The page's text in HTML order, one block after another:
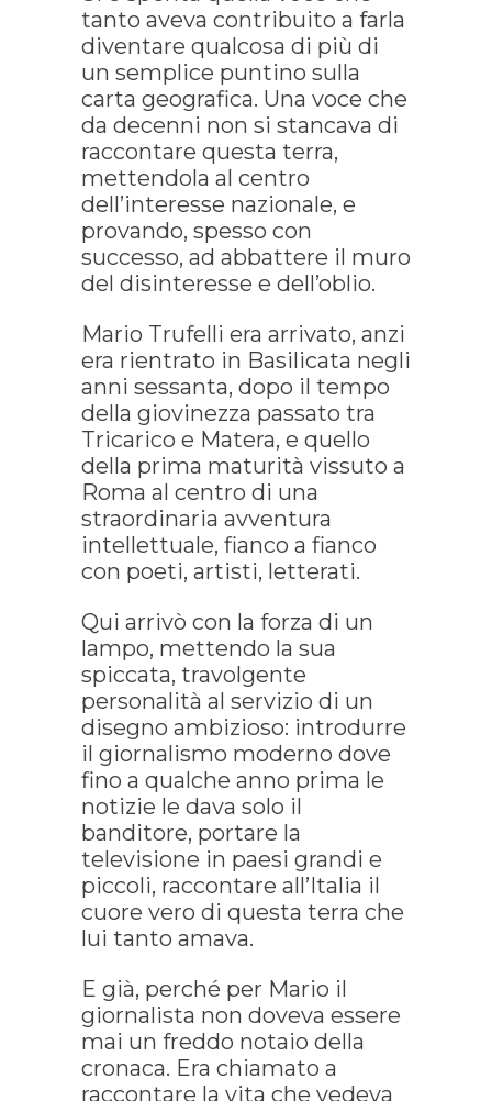
tanto aveva contribuito a farla
diventare qualcosa di più di
un semplice puntino sulla
carta geografica. Una voce che
da decenni non si stancava di
raccontare questa terra,
mettendola al centro
dell’interesse nazionale, e
provando, spesso con
successo, ad abbattere il muro
del disinteresse e dell’oblio.
Mario Trufelli era arrivato, anzi
era rientrato in Basilicata negli
anni sessanta, dopo il tempo
della giovinezza passato tra
Tricarico e Matera, e quello
della prima maturità vissuto a
Roma al centro di una
straordinaria avventura
intellettuale, fianco a fianco
con poeti, artisti, letterati.
Qui arrivò con la forza di un
lampo, mettendo la sua
spiccata, travolgente
personalità al servizio di un
disegno ambizioso: introdurre
il giornalismo moderno dove
fino a qualche anno prima le
notizie le dava solo il
banditore, portare la
televisione in paesi grandi e
piccoli, raccontare all’Italia il
cuore vero di questa terra che
lui tanto amava.
E già, perché per Mario il
giornalista non doveva essere
mai un freddo notaio della
cronaca. Era chiamato a
raccontare la vita che vedeva